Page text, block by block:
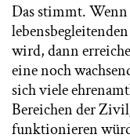
Das stimmt.
wird, dann
eine noch
sich viele
Bereichen der
funktionieren